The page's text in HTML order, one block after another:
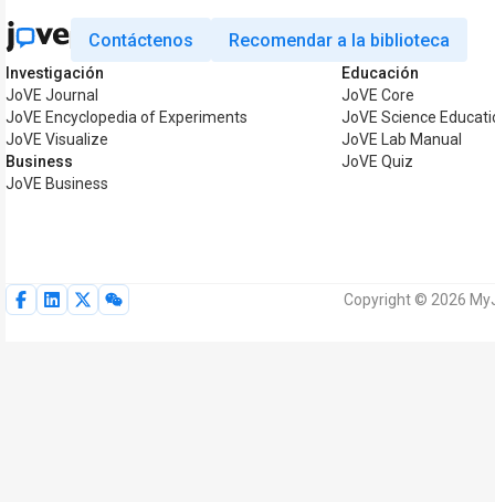
Contáctenos Recomendar a la biblioteca
Investigación
JoVE Journal
JoVE Encyclopedia of Experiments
JoVE Visualize
Business
JoVE Business
Educación
JoVE Core
JoVE Science
JoVE Lab Manual
JoVE Quiz
Copyright © 2026